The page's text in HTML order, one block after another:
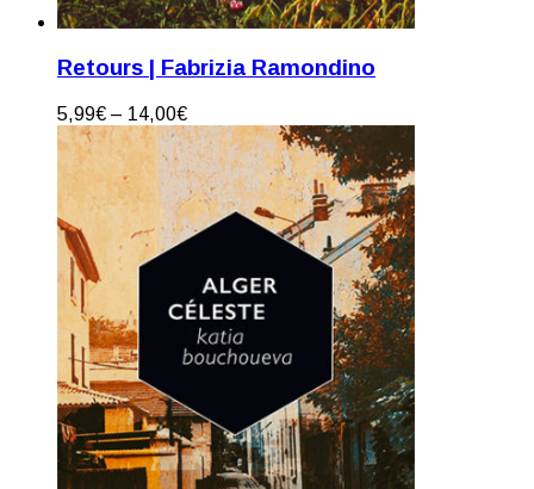
Retours | Fabrizia Ramondino
5,99€ – 14,00€